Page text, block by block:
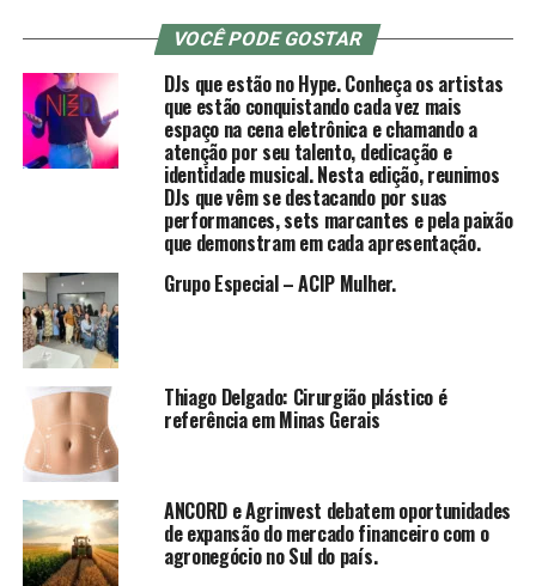
do instrumental que pula do Jersey pro Funk, feito pra
bater na pista, sem deixar de ser um som de rap.
A faixa tem distribuição pela Symphonic e produção
executiva de Khristoffer Produtor, CEO e A&R da Wall
Music. em colaboração com a CRIS.
A identidade visual do projeto foi assumida por Marina
Maux, que trouxe a capa baseada nos bailes Disco da
década de 1970, junto de um short film com uma batalha
de dança entre vogue & passinho, fazendo uma alusão
aos gêneros da faixa.
Se o disco “Terra de Mulher Bonita”, os singles “uma
noite e um vinho seco” e “tudo por você (tipo pixote)”
são faixas pros apaixonados, “Sem Leme” é pra tocar no
baile sem pena, com o som no talo.
TÓPICOS RELACIONADOS DESTAQUE
VOCÊ PODE GOSTAR
DJs que estão no Hype. Conheça os artistas
que estão conquistando cada vez mais
espaço na cena eletrônica e chamando a
atenção por seu talento, dedicação e
identidade musical. Nesta edição, reunimos
DJs que vêm se destacando por suas
performances, sets marcantes e pela paixão
que demonstram em cada apresentação.
Grupo Especial – ACIP Mulher.
Thiago Delgado: Cirurgião plástico é
referência em Minas Gerais
ANCORD e Agrinvest debatem oportunidades
de expansão do mercado financeiro com o
agronegócio no Sul do país.